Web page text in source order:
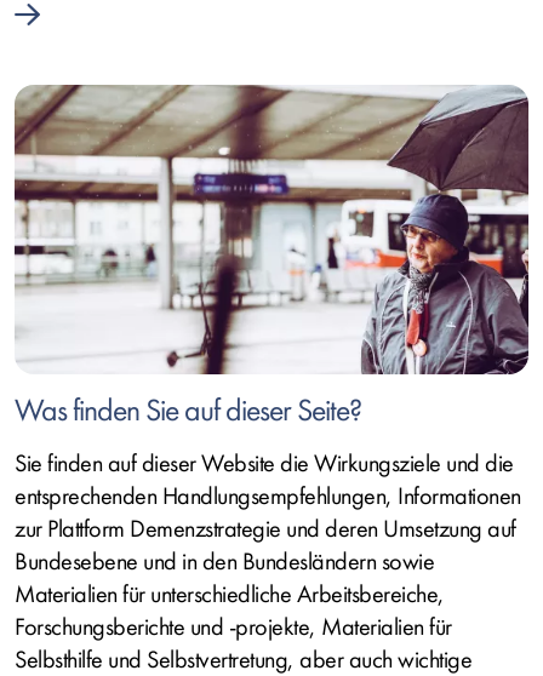
Was finden Sie auf dieser Seite?
Sie finden auf dieser Website die Wirkungsziele und die
entsprechenden Handlungsempfehlungen, Informationen
zur Plattform Demenzstrategie und deren Umsetzung auf
Bundesebene und in den Bundesländern sowie
Materialien für unterschiedliche Arbeitsbereiche,
Forschungsberichte und -projekte, Materialien für
Selbsthilfe und Selbstvertretung, aber auch wichtige